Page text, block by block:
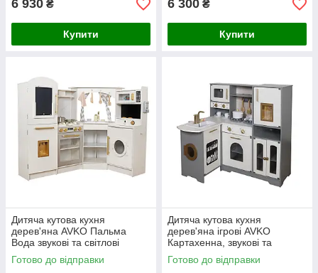
6 930 ₴
Купити
6 300 ₴
Купити
Дитяча кутова кухня
дерев'яна AVKO Пальма
Вода звукові та світлові
ефекти + аксесуари
Готово до відправки
Дитяча кутова кухня
дерев'яна ігрові AVKO
Картахенна, звукові та
світлові ефекти + аксесуари
Готово до відправки